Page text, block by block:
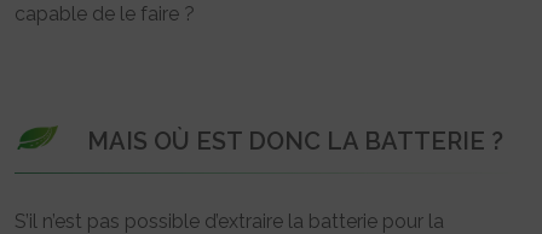
capable de le faire ?
MAIS OÙ EST DONC LA BATTERIE ?
S’il n’est pas possible d’extraire la batterie pour la